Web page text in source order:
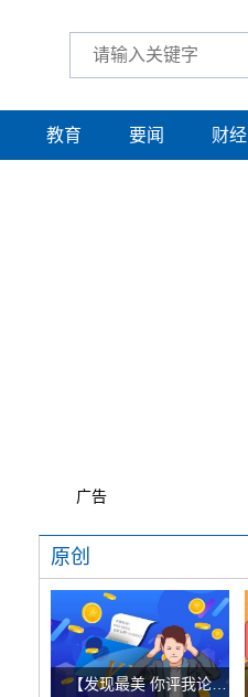
教育 要闻 财经
广告
原创
【发现最美 你评我论】陕西柳林：生态与产业融合发展 小小香菇“飘香”乡村振兴路 快看点